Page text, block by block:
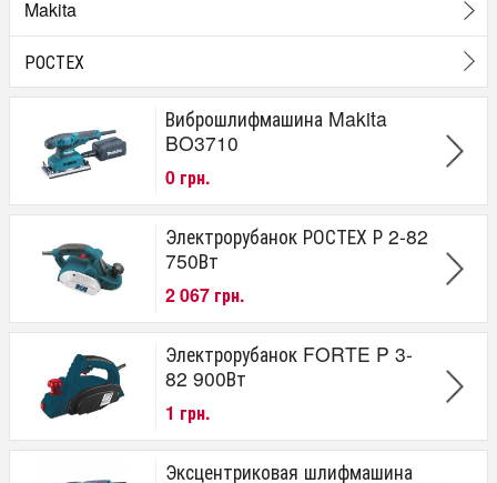
Makita
РОСТЕХ
Виброшлифмашина Makita
BO3710
0 грн.
Электрорубанок РОСТЕХ Р 2-82
750Вт
2 067 грн.
Электрорубанок FORTE P 3-
82 900Вт
1 грн.
Эксцентриковая шлифмашина